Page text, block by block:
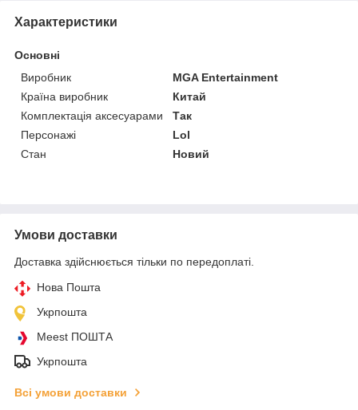
Характеристики
Основні
Виробник
MGA Entertainment
Країна виробник
Китай
Комплектація аксесуарами
Так
Персонажі
Lol
Стан
Новий
Умови доставки
Доставка здійснюється тільки по передоплаті.
Нова Пошта
Укрпошта
Meest ПОШТА
Укрпошта
Всі умови доставки